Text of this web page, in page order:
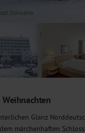
Schwerin
Weihnachten
Glanz
märchenhaften